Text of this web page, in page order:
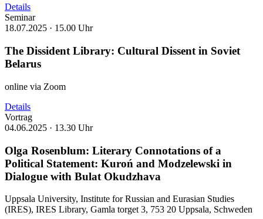
Details
Seminar
18.07.2025 · 15.00 Uhr
The Dissident Library: Cultural Dissent in Soviet
Belarus
online via Zoom
Details
Vortrag
04.06.2025 · 13.30 Uhr
Olga Rosenblum: Literary Connotations of a
Political Statement: Kuroń and Modzelewski in
Dialogue with Bulat Okudzhava
Uppsala University, Institute for Russian and Eurasian Studies
(IRES), IRES Library, Gamla torget 3, 753 20 Uppsala, Schweden